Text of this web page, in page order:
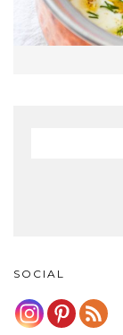
SOCIAL